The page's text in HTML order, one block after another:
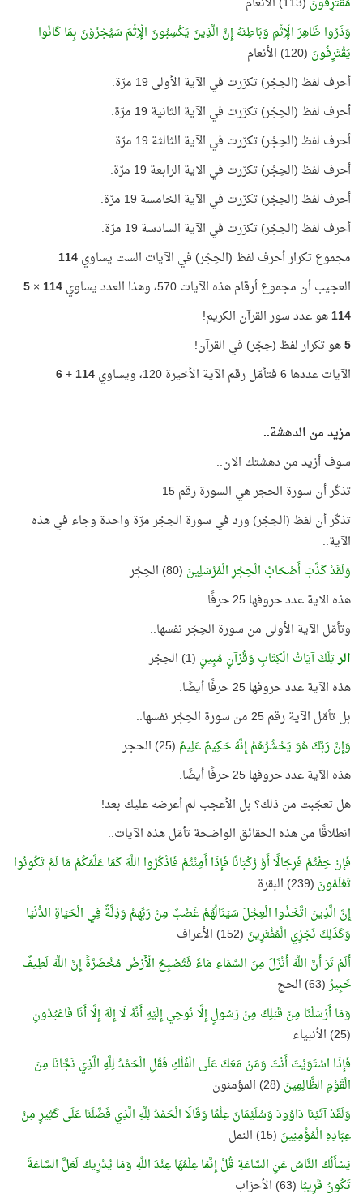
وَذَرُوا ظَاهِرَ الْإِثْمِ وَبَاطِنَهُ إِنَّ الَّذِينَ يَكْسِبُونَ الْإِثْمَ سَيُجْزَوْنَ بِمَا كَانُوا
يَقْتَرِفُونَ (120) الأنعام
أحرف لفظ (الحِجْر) تكرّرت في الآية الأولى 19 مرّة.
أحرف لفظ (الحِجْر) تكرّرت في الآية الثانية 19 مرّة.
أحرف لفظ (الحِجْر) تكرّرت في الآية الثالثة 19 مرّة.
أحرف لفظ (الحِجْر) تكرّرت في الآية الرابعة 19 مرّة.
أحرف لفظ (الحِجْر) تكرّرت في الآية الخامسة 19 مرّة.
أحرف لفظ (الحِجْر) تكرّرت في الآية السادسة 19 مرّة.
مجموع تكرار أحرف لفظ (الحِجْر) في الآيات الست يساوي114
العجيب أن مجموع أرقام هذه الآيات 570، وهذا العدد يساوي
114
×
5
114هو عدد سور القرآن الكريم!
5هو تكرار لفظ (حِجْر) في القرآن!
الآيات عددها 6 فتأمّل رقم الآية الأخيرة 120، ويساوي
114
+
6
مزيد من الدهشة..
سوف أزيد من دهشتك الآن..
تذكّر أن سورة الحجر هي السورة رقم 15
تذكّر أن لفظ (الحِجْر) ورد في سورة الحِجْر مرّة واحدة وجاء في هذه
الآية..
وَلَقَدْ كَذَّبَ أَصْحَابُ الْحِجْرِ الْمُرْسَلِينَ (80) الحِجْر
هذه الآية عدد حروفها 25 حرفًا.
وتأمّل الآية الأولى من سورة الحِجْر نفسها..
الرتِلْكَ آيَاتُ الْكِتَابِ وَقُرْآنٍ مُبِينٍ (1) الحِجْر
هذه الآية عدد حروفها 25 حرفًا أيضًا.
بل تأمّل الآية رقم 25 من سورة الحِجْر نفسها..
وَإِنَّ رَبَّكَ هُوَ يَحْشُرُهُمْ إِنَّهُ حَكِيمٌ عَلِيمٌ (25) الحجر
هذه الآية عدد حروفها 25 حرفًا أيضًا.
هل تعجّبت من ذلك؟ بل الأعجب لم أعرضه عليك بعد!
انطلاقًا من هذه الحقائق الواضحة تأمّل هذه الآيات..
فَإنْ خِفْتُمْ فَرِجَالًا أَوْ رُكْبَانًا فَإِذَا أَمِنْتُمْ فَاذْكُرُوا اللَّهَ كَمَا عَلَّمَكُمْ مَا لَمْ تَكُونُوا
تَعْلَمُونَ (239) البقرة
إِنَّ الَّذِينَ اتَّخَذُوا الْعِجْلَ سَيَنَالُهُمْ غَضَبٌ مِنْ رَبِّهِمْ وَذِلَّةٌ فِي الْحَيَاةِ الدُّنْيَا
وَكَذَلِكَ نَجْزِي الْمُفْتَرِينَ (152) الأعراف
أَلَمْ تَرَ أَنَّ اللَّهَ أَنْزَلَ مِنَ السَّمَاءِ مَاءً فَتُصْبِحُ الْأَرْضُ مُخْضَرَّةً إِنَّ اللَّهَ لَطِيفٌ
خَبِيرٌ(63) الحج
وَمَا أَرْسَلْنَا مِنْ قَبْلِكَ مِنْ رَسُولٍ إِلَّا نُوحِي إِلَيْهِ أَنَّهُ لَا إِلَهَ إِلَّا أَنَا فَاعْبُدُونِ
(25) الأنبياء
فَإِذَا اسْتَوَيْتَ أَنْتَ وَمَنْ مَعَكَ عَلَى الْفُلْكِ فَقُلِ الْحَمْدُ لِلَّهِ الَّذِي نَجَّانَا مِنَ
الْقَوْمِ الظَّالِمِينَ (28) المؤمنون
وَلَقَدْ آتَيْنَا دَاوُودَ وَسُلَيْمَانَ عِلْمًا وَقَالَا الْحَمْدُ لِلَّهِ الَّذِي فَضَّلَنَا عَلَى كَثِيرٍ مِنْ
عِبَادِهِ الْمُؤْمِنِينَ (15) النمل
يَسْأَلُكَ النَّاسُ عَنِ السَّاعَةِ قُلْ إِنَّمَا عِلْمُهَا عِنْدَ اللَّهِ وَمَا يُدْرِيكَ لَعَلَّ السَّاعَةَ
تَكُونُ قَرِيبًا (63) الأحزاب